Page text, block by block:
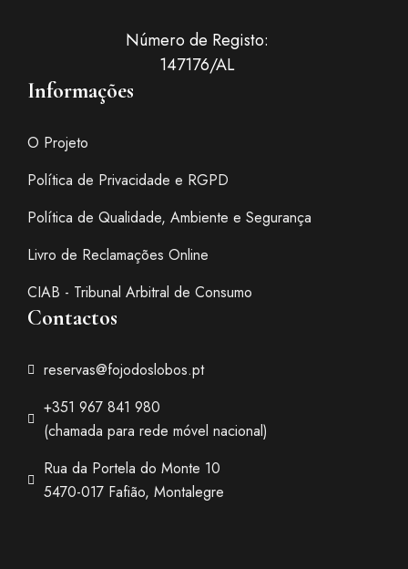
Número de Registo:
147176/AL
Informações
O Projeto
Política de Privacidade e RGPD
Política de Qualidade, Ambiente e Segurança
Livro de Reclamações Online
CIAB - Tribunal Arbitral de Consumo
Contactos
reservas@fojodoslobos.pt
+351 967 841 980
(chamada para rede móvel nacional)
Rua da Portela do Monte 10
5470-017 Fafião, Montalegre